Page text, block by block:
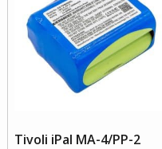
Tivoli iPal MA-4/PP-2